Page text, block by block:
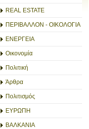
REAL ESTATE
ΠΕΡΙΒΑΛΛΟΝ - ΟΙΚΟΛΟΓΙΑ
ΕΝΕΡΓΕΙΑ
Οικονομία
Πολιτική
Άρθρα
Πολιτισμός
ΕΥΡΩΠΗ
ΒΑΛΚΑΝΙΑ